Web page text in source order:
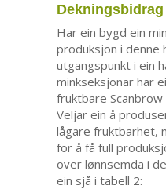
Har ein bygd ein
produksjon i denne
utgangspunkt i ein
minkseksjonar har
fruktbare
Veljar ein å
lågare fruktbarhet,
for å få full
over lønnsemda i
ein sjå i tabell 2: